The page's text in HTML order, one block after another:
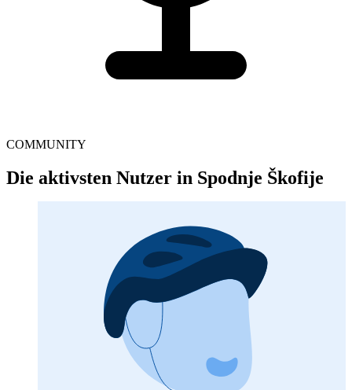
COMMUNITY
Die aktivsten Nutzer in Spodnje Škofije